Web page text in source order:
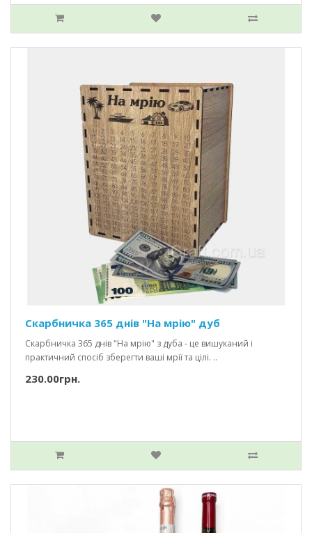
Скарбничка 365 днів "На мрію" дуб
Скарбничка 365 днів "На мрію" з дуба - це вишуканий і
практичний спосіб зберегти ваші мрії та цілі. ..
230.00грн.